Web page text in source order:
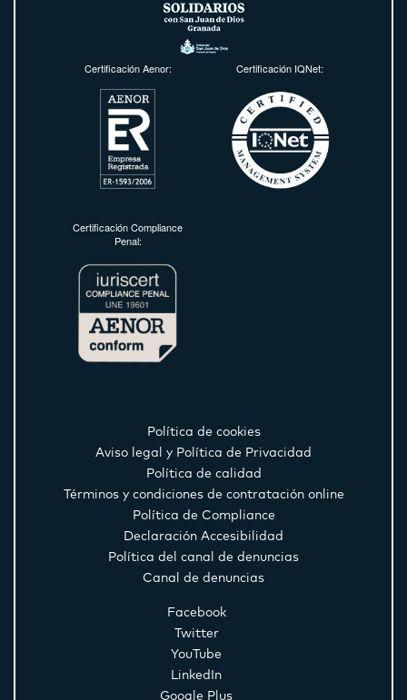
Certificación Aenor: Certificación IQNet:
Certificación Compliance
Penal:
Política de cookies
Aviso legal y Política de Privacidad
Política de calidad
Términos y condiciones de contratación online
Política de Compliance
Declaración Accesibilidad
Política del canal de denuncias
Canal de denuncias
Facebook
Twitter
YouTube
LinkedIn
Google Plus